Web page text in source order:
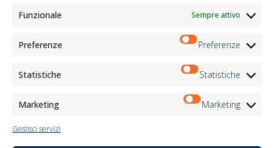
Funzionale Sempre attivo
Preferenze Preferenze
Statistiche Statistiche
Marketing Marketing
Gestisci servizi